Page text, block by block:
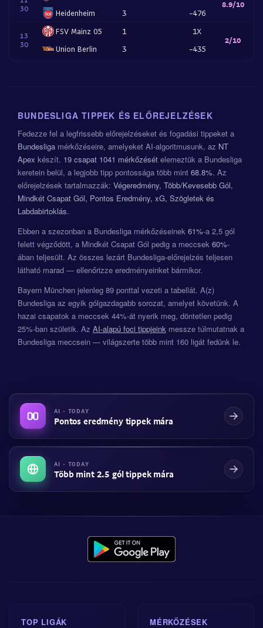
30
Heidenheim 3 -476
8.9/10
13
30
FSV Mainz 05
Union Berlin
1
3
1X
-435
2/10
BUNDESLIGA TIPPEK ÉS ELŐREJELZÉSEK
Fedezze fel a legfrissebb előrejelzéseket és fogadási tippeket a
Bundesliga mérkőzéseire, amelyeket AI-algoritmusunk, az NT
Apex készít. 19 csapat 1041 mérkőzését elemeztük a Bundesliga
keretein belül, a legjobb tipp pontossága több mint 68.8%. Az
előrejelzések tartalmazzák: Végeredmény, Több/Kevesebb Gól,
Mindkét Csapat Gól, Pontos Eredmény, xG, Szögletek és
Labdabirtoklás.
Ebben a szezonban a Bundesliga mérkőzéseinek 61%-a 2,5 gól
felett végződött, a Mindkét Csapat Gól pedig a meccsek 60%-
ában teljesült. Az összes lezárt Bundesliga-előrejelzés teljesen
látható marad — ellenőrizze eredményeinket bármikor.
Bayern München jelenleg 89 ponttal vezeti a tabellát. A(z)
Bundesliga az egyik gólgazdagabb sorozat, amelyet követünk. A
hazai csapatok a meccsek 44%-át nyerik meg, döntetlen pedig
25%-ban születik. Az AI-alapú foci tippjeink messze túlmutatnak a
Bundesliga meccsein — világszerte több mint 160 ligát fedünk le.
AI · TODAY
Pontos eredmény tippek mára
AI · TODAY
Több mint 2.5 gól tippek mára
TOP LIGÁK MÉRKŐZÉSEK